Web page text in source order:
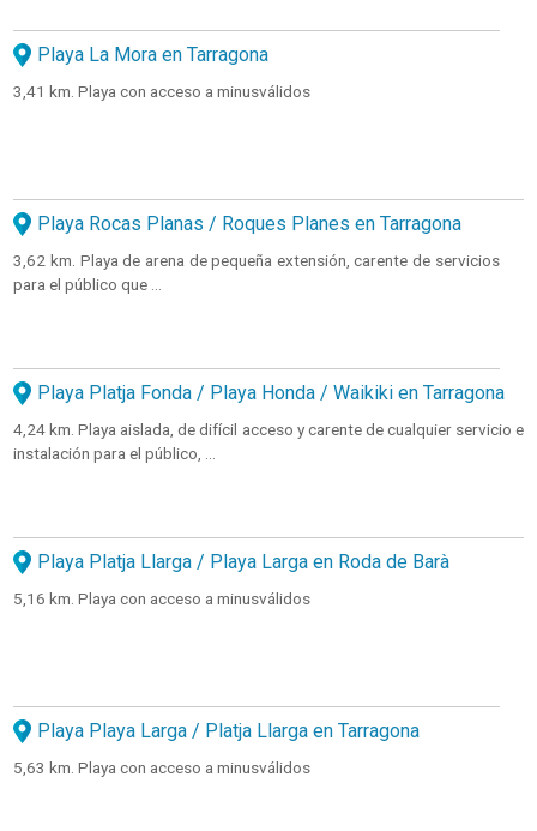
Playa La Mora en Tarragona
3,41 km. Playa con acceso a minusválidos
Playa Rocas Planas / Roques Planes en Tarragona
3,62 km. Playa de arena de pequeña extensión, carente de servicios
para el público que ...
Playa Platja Fonda / Playa Honda / Waikiki en Tarragona
4,24 km. Playa aislada, de difícil acceso y carente de cualquier servicio e
instalación para el público, ...
Playa Platja Llarga / Playa Larga en Roda de Barà
5,16 km. Playa con acceso a minusválidos
Playa Playa Larga / Platja Llarga en Tarragona
5,63 km. Playa con acceso a minusválidos